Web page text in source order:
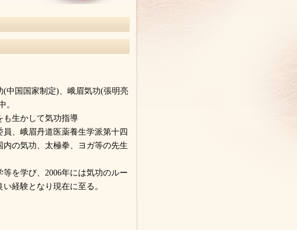
(中国国家制定)、峨眉気功(張明亮
。
も生かして気功指導
、峨眉丹道医薬養生学派第十四
の気功、太極拳、ヨガ等の先生
を学び、2006年には気功のルー
経験となり現在に至る。